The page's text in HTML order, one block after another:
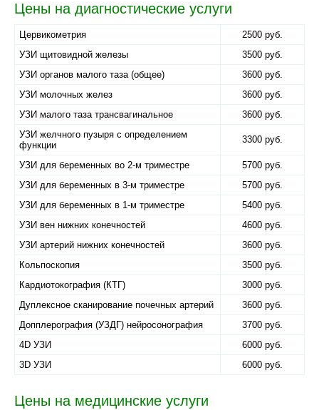
Цены на диагностические услуги
Цервикометрия
2500 руб.
УЗИ щитовидной железы
3500 руб.
УЗИ органов малого таза (общее)
3600 руб.
УЗИ молочных желез
3600 руб.
УЗИ малого таза трансвагинальное
3600 руб.
УЗИ желчного пузыря с определением
функции
3300 руб.
УЗИ для беременных во 2-м триместре
5700 руб.
УЗИ для беременных в 3-м триместре
5700 руб.
УЗИ для беременных в 1-м триместре
5400 руб.
УЗИ вен нижних конечностей
4600 руб.
УЗИ артерий нижних конечностей
3600 руб.
Кольпоскопия
3500 руб.
Кардиотокография (КТГ)
3000 руб.
Дуплексное сканирование почечных артерий
3600 руб.
Допплерография (УЗДГ) нейросонография
3700 руб.
4D УЗИ
6000 руб.
3D УЗИ
6000 руб.
Цены на медицинские услуги